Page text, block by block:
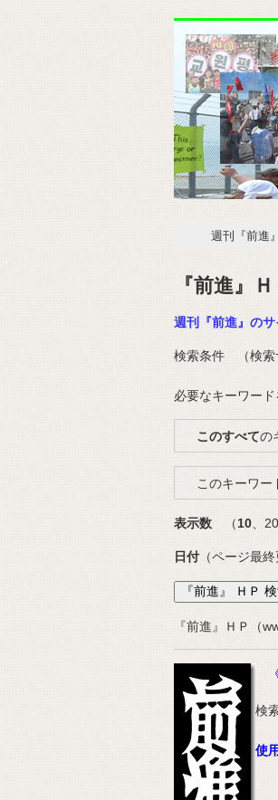
週刊『前進』
『前進』
週刊『前進』の
検索条件 （検索
必要なキーワー
このすべての
このキーワー
表示数 （10 、
日付 （ページ最
『前進』ＨＰ（
《
検
使